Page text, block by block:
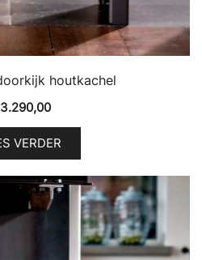
houtkachel
3.290,00
VERDER